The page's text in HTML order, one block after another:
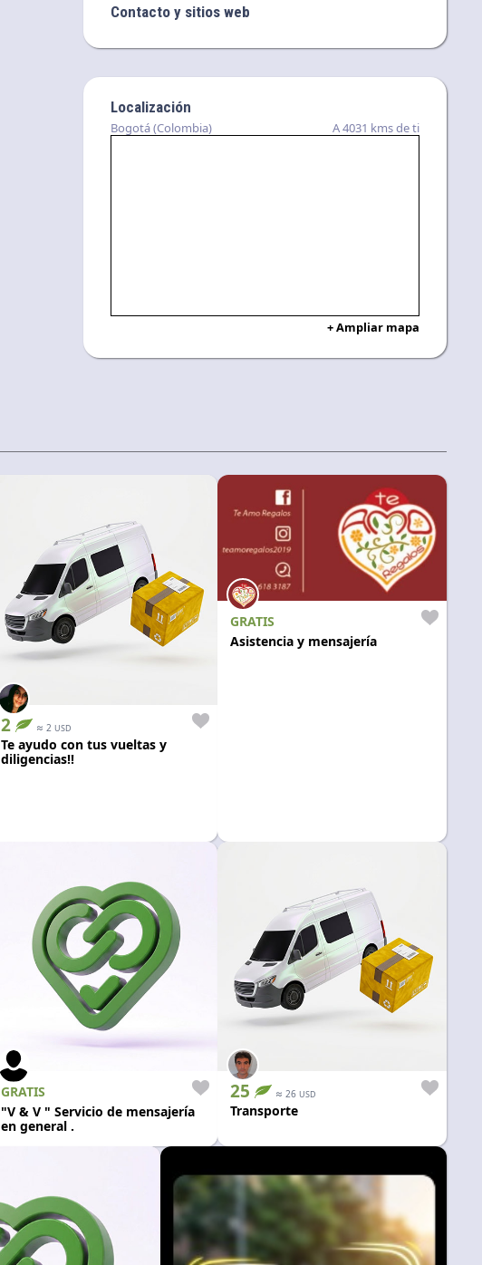
Contacto y sitios web
Localización
Bogotá (Colombia) A 4031 kms de ti
+ Ampliar mapa
2 ≈ 2 USD
Te ayudo con tus vueltas y
diligencias!!
GRATIS
Asistencia y mensajería
GRATIS
"V & V " Servicio de mensajería
en general .
25 ≈ 26 USD
Transporte